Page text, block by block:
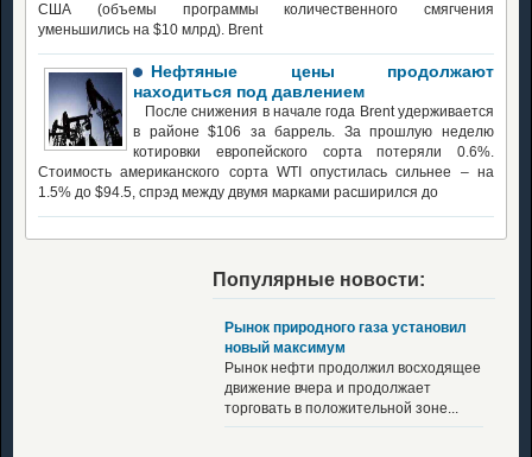
США (объемы программы количественного смягчения
уменьшились на $10 млрд). Brent
Нефтяные цены продолжают
находиться под давлением
После снижения в начале года Brent удерживается
в районе $106 за баррель. За прошлую неделю
котировки европейского сорта потеряли 0.6%.
Стоимость американского сорта WTI опустилась сильнее – на
1.5% до $94.5, спрэд между двумя марками расширился до
Популярные новости:
Рынок природного газа установил
новый максимум
Рынок нефти продолжил восходящее
движение вчера и продолжает
торговать в положительной зоне...